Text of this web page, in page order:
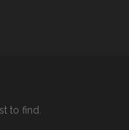
to find.